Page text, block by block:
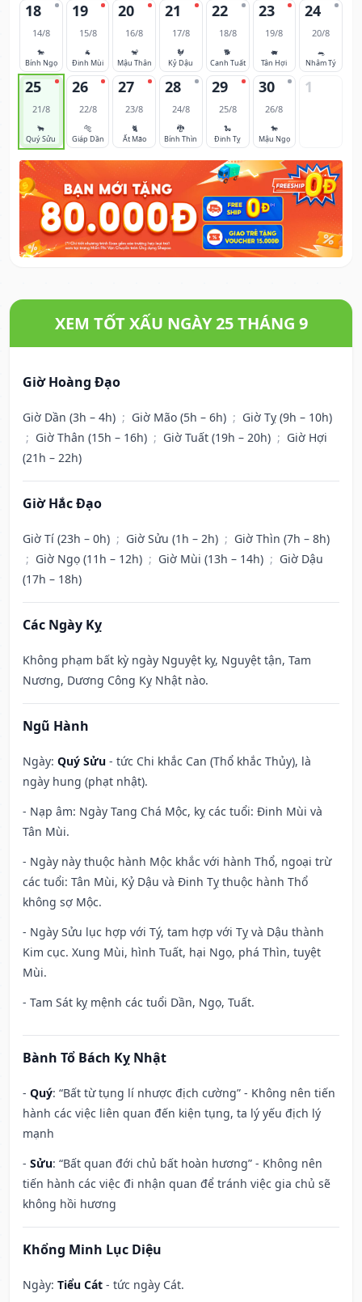
18
14/8
🐎
Bính Ngọ
19
15/8
🐐
Đinh Mùi
20
16/8
🐒
Mậu Thân
21
17/8
🐓
Kỷ Dậu
22
18/8
🐕
Canh Tuất
23
19/8
🐖
Tân Hợi
24
20/8
🐀
Nhâm Tý
25
21/8
🐂
Quý Sửu
26
22/8
🐅
Giáp Dần
27
23/8
🐈
Ất Mão
28
24/8
🐉
Bính Thìn
29
25/8
🐍
Đinh Tỵ
30
26/8
🐎
Mậu Ngọ
1
XEM TỐT XẤU NGÀY 25 THÁNG 9
Giờ Hoàng Đạo
Giờ Dần (3h – 4h) ; Giờ Mão (5h – 6h) ; Giờ Tỵ (9h – 10h)
; Giờ Thân (15h – 16h) ; Giờ Tuất (19h – 20h) ; Giờ Hợi
(21h – 22h)
Giờ Hắc Đạo
Giờ Tí (23h – 0h) ; Giờ Sửu (1h – 2h) ; Giờ Thìn (7h – 8h)
; Giờ Ngọ (11h – 12h) ; Giờ Mùi (13h – 14h) ; Giờ Dậu
(17h – 18h)
Các Ngày Kỵ
Không phạm bất kỳ ngày Nguyệt kỵ, Nguyệt tận, Tam
Nương, Dương Công Kỵ Nhật nào.
Ngũ Hành
Ngày: Quý Sửu - tức Chi khắc Can (Thổ khắc Thủy), là
ngày hung (phạt nhật).
- Nạp âm: Ngày Tang Chá Mộc, kỵ các tuổi: Đinh Mùi và
Tân Mùi.
- Ngày này thuộc hành Mộc khắc với hành Thổ, ngoại trừ
các tuổi: Tân Mùi, Kỷ Dậu và Đinh Tỵ thuộc hành Thổ
không sợ Mộc.
- Ngày Sửu lục hợp với Tý, tam hợp với Tỵ và Dậu thành
Kim cục. Xung Mùi, hình Tuất, hại Ngọ, phá Thìn, tuyệt
Mùi.
- Tam Sát kỵ mệnh các tuổi Dần, Ngọ, Tuất.
Bành Tổ Bách Kỵ Nhật
- Quý: “Bất từ tụng lí nhược địch cường” - Không nên tiến
hành các việc liên quan đến kiện tụng, ta lý yếu địch lý
mạnh
- Sửu: “Bất quan đới chủ bất hoàn hương” - Không nên
tiến hành các việc đi nhận quan để tránh việc gia chủ sẽ
không hồi hương
Khổng Minh Lục Diệu
Ngày: Tiểu Cát - tức ngày Cát.